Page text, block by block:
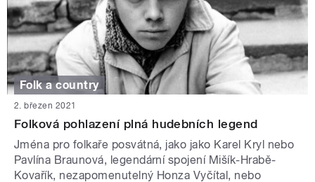
Folk a country
2. březen 2021
Folková pohlazení plná hudebních legend
Jména pro folkaře posvátná, jako jako Karel Kryl nebo
Pavlína Braunová, legendární spojení Mišík-Hrabě-
Kovařík, nezapomenutelný Honza Vyčítal, nebo